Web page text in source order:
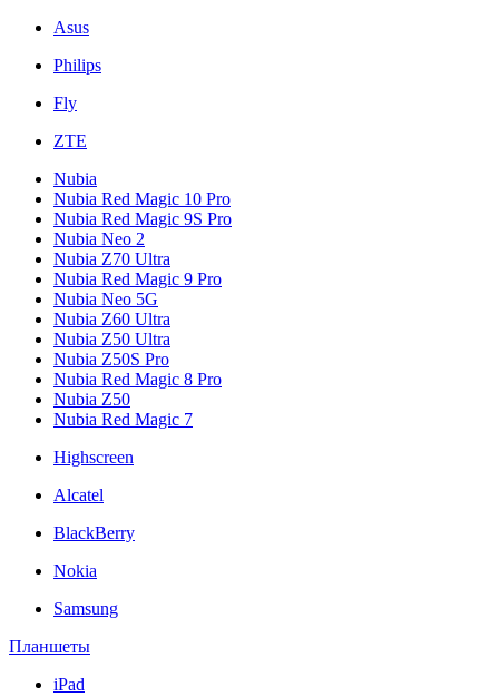
Asus
Philips
Fly
ZTE
Nubia
Nubia Red Magic 10 Pro
Nubia Red Magic 9S Pro
Nubia Neo 2
Nubia Z70 Ultra
Nubia Red Magic 9 Pro
Nubia Neo 5G
Nubia Z60 Ultra
Nubia Z50 Ultra
Nubia Z50S Pro
Nubia Red Magic 8 Pro
Nubia Z50
Nubia Red Magic 7
Highscreen
Alcatel
BlackBerry
Nokia
Samsung
Планшеты
iPad